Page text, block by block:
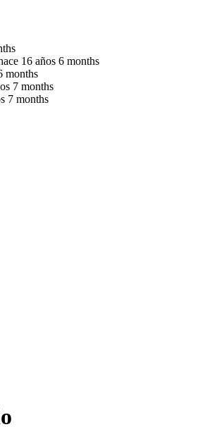
16 años 6 months
months
7 months
7 months